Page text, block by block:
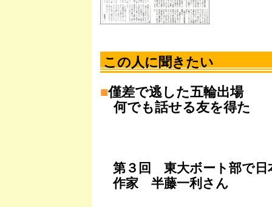
この人に聞きたい
■僅差で逃した五輪出場
何でも話せる友を得た
第３回 東大ボート部で日
作家 半藤一利さん